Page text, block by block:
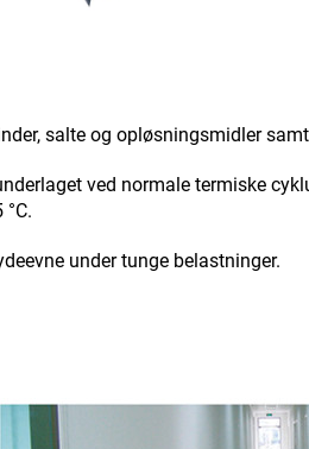
salte og opløsningsmidler
ved normale termiske
under tunge belastninger.